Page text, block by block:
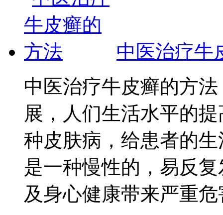
中医治疗牛
中医治疗牛皮癣的方
展，人们生活水平的
种皮肤病，给患者的
是一种慢性的，易反
及身心健康带来严重